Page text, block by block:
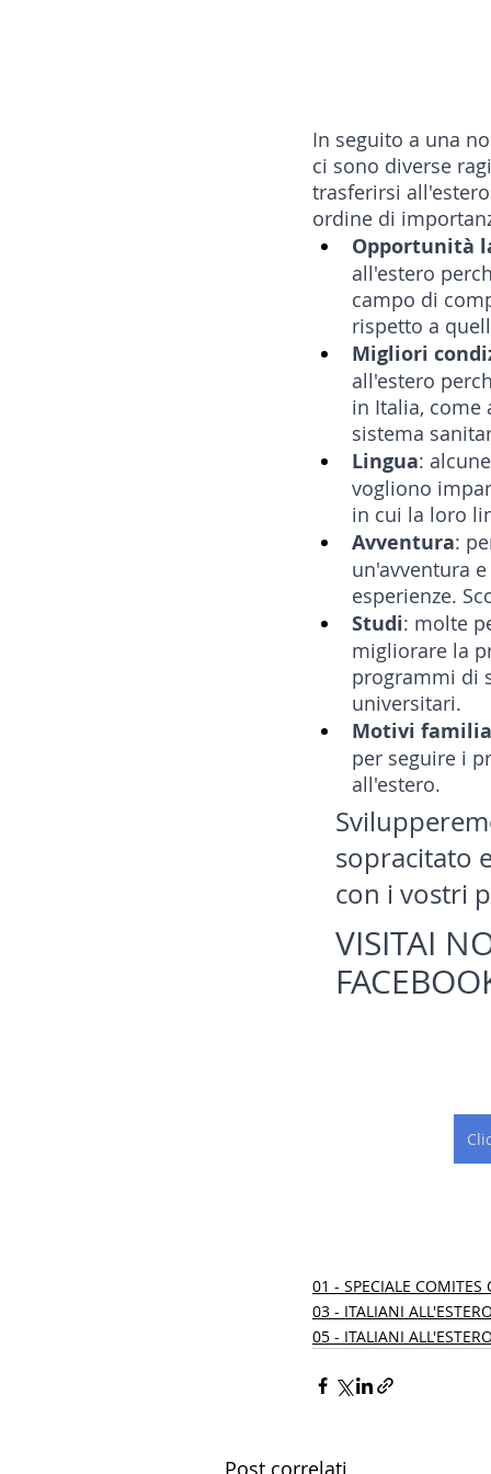
20 - AMERICA 21 -
25 -
30 - LAVORO 31 - ICE
In seguito a una
ci sono diverse
trasferirsi
ordine di
Opportunità
all'estero
campo di
rispetto a
Migliori
all'estero
in Italia, come
sistema
Lingua:
vogliono
in cui la loro
Avventura:
un'avventura
esperienze.
Studi: molte
migliorare la
programmi di
universitari.
Motivi
per seguire i
all'estero.
sopracitato
con i vostri
VISITAI
01 - SPECIALE COMITES
03 - ITALIANI ALL'ESTERO
05 - ITALIANI